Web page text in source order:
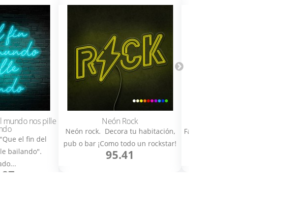
mundo nos pille
el fin del
bailando".
Neón Rock
Neón rock. Decora tu habitación,
pub o bar ¡Como todo un rockstar!
95.41
Fantástico Neón Led a 3 colores con